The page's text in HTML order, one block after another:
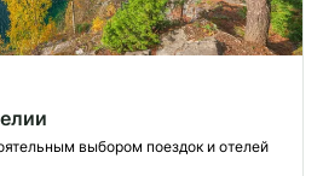
выбором поездок и отелей